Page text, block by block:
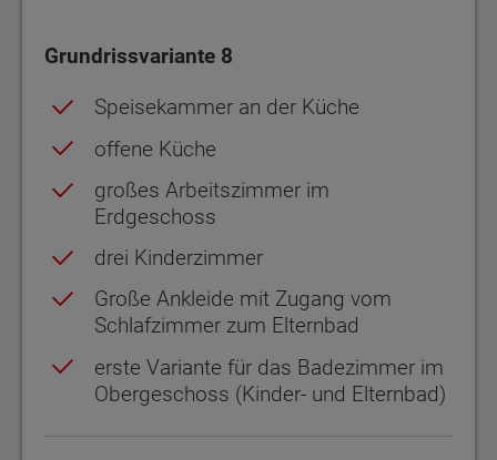
Grundrissvariante 8
Speisekammer an der Küche
offene Küche
großes Arbeitszimmer im
Erdgeschoss
drei Kinderzimmer
Große Ankleide mit Zugang vom
Schlafzimmer zum Elternbad
erste Variante für das Badezimmer im
Obergeschoss (Kinder- und Elternbad)